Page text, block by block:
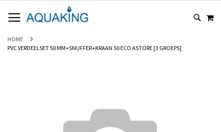
NAAR
DE
HOME
PVC VERDEELSET 50 MM+SNUFFER+KRAAN 50 ECO ASTORE [3 GROEPS]